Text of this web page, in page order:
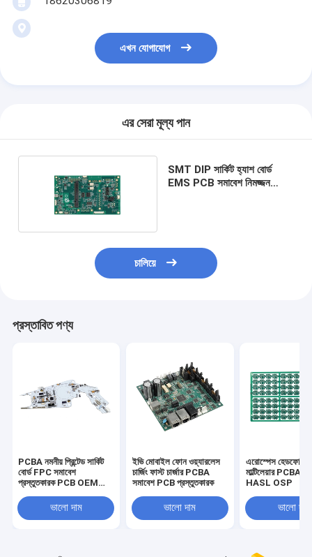
এখন যোগাযোগ
এর সেরা মূল্য পান
SMT DIP সার্কিট হ্যাশ বোর্ড
EMS PCB সমাবেশ নিমজ্জন
চালিয়ে
প্রস্তাবিত পণ্য
PCBA নমনীয় প্রিন্টেড সার্কিট
বোর্ড FPC সমাবেশ
প্রস্তুতকারক PCB OEM
ভালো দাম
ইভি মোবাইল ফোন ওয়্যারলেস
চার্জিং ফাস্ট চার্জার PCBA
সমাবেশ PCB প্রস্তুতকারক
ভালো দাম
এরোস্পেস হেডফোন
মাল্টিলেয়ার PCBA
HASL OSP
ভালো দাম